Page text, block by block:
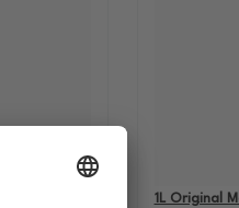
1L Original